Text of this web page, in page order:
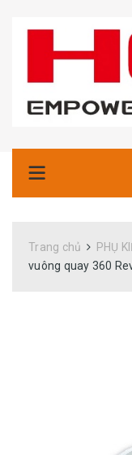
Trang chủ PHỤ
vuông quay 360